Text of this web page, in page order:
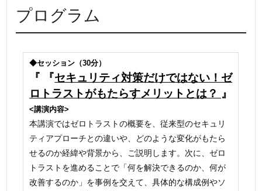
プログラム
◆セッション（30分）
『 『セキュリティ対策だけではない！ゼ
ロトラストがもたらすメリットとは？ 』
<講演内容>
本講演ではゼロトラストの概要を、従来型のセキュリ
ティアプローチとの違いや、どのような変化がもたら
せるのか経緯や背景から、ご説明します。次に、ゼロ
トラストを進めることで「何を解決できるのか、何が
改善するのか」を事例を交えて、具体的な構成例やソ